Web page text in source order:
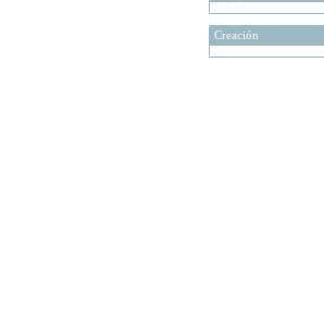
Creación